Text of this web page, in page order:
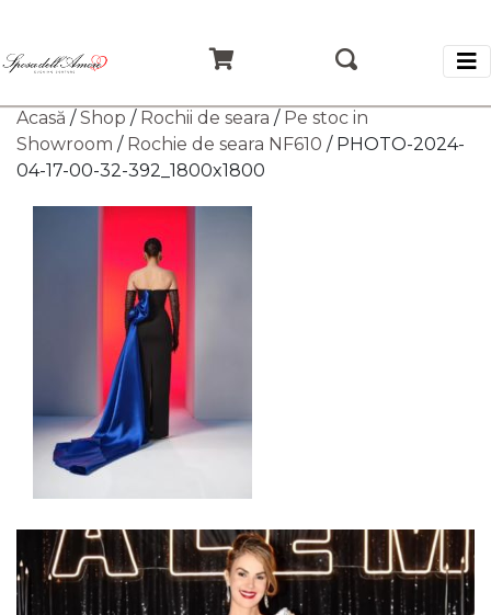
Acasă /Shop / Rochii de seara / Pe stoc in
Showroom / Rochie de seara NF610 / PHOTO-2024-
04-17-00-32-392_1800x1800